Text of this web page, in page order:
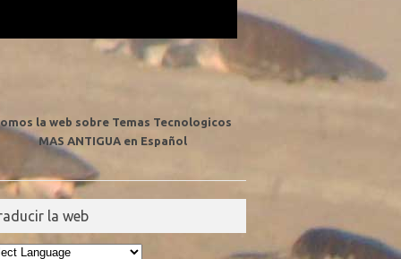
la web sobre Temas Tecnologicos
MAS ANTIGUA en Español
la web